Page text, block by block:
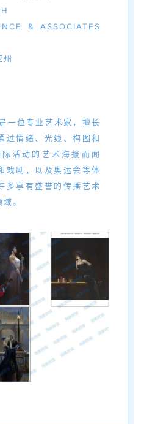
& ASSOCIATES
州
一位专业艺术家，擅长
过情绪、光线、构图和
活动的艺术海报而闻
戏剧，以及奥运会等体
多享有盛誉的传播艺术
。